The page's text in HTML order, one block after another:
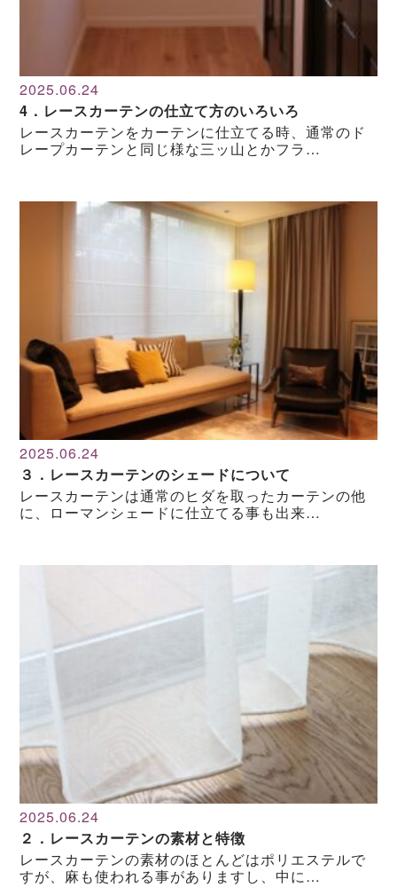
2025.06.24
4．レースカーテンの仕立て方のいろいろ
レースカーテンをカーテンに仕立てる時、通常のド
レープカーテンと同じ様な三ッ山とかフラ…
2025.06.24
３．レースカーテンのシェードについて
レースカーテンは通常のヒダを取ったカーテンの他
に、ローマンシェードに仕立てる事も出来…
2025.06.24
２．レースカーテンの素材と特徴
レースカーテンの素材のほとんどはポリエステルで
すが、麻も使われる事がありますし、中に…